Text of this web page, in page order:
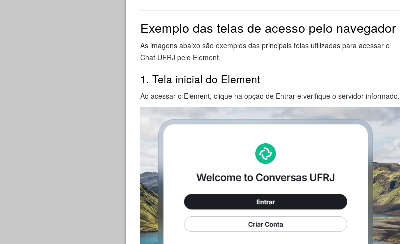
Exemplo das telas de acesso pelo navegador
As imagens abaixo são exemplos das principais telas utilizadas para acessar o
Chat UFRJ pelo Element.
1. Tela inicial do Element
Ao acessar o Element, clique na opção de Entrar e verifique o servidor informado.